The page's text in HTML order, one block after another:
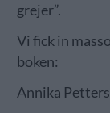
grejer”.
Vi fick in
boken:
Annika